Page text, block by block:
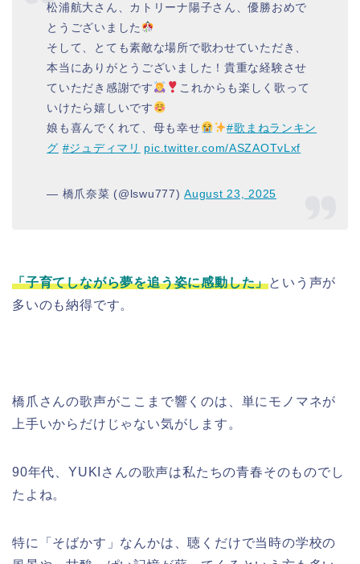
松浦航大さん、カトリーナ陽子さん、優勝おめで
とうございました
そして、とても素敵な場所で歌わせていただき、
本当にありがとうございました！貴重な経験させ
ていただき感謝です
これからも楽しく歌って
いけたら嬉しいです
娘も喜んでくれて、母も幸せ
#歌まねランキン
グ #ジュディマリ pic.twitter.com/ASZAOTvLxf
— 橋爪奈菜 (@lswu777)August 23, 2025
「子育てしながら夢を追う姿に感動した」という声が
多いのも納得です。
橋爪さんの歌声がここまで響くのは、単にモノマネが
上手いからだけじゃない気がします。
90年代、YUKIさんの歌声は私たちの青春そのものでし
たよね。
特に「そばかす」なんかは、聴くだけで当時の学校の